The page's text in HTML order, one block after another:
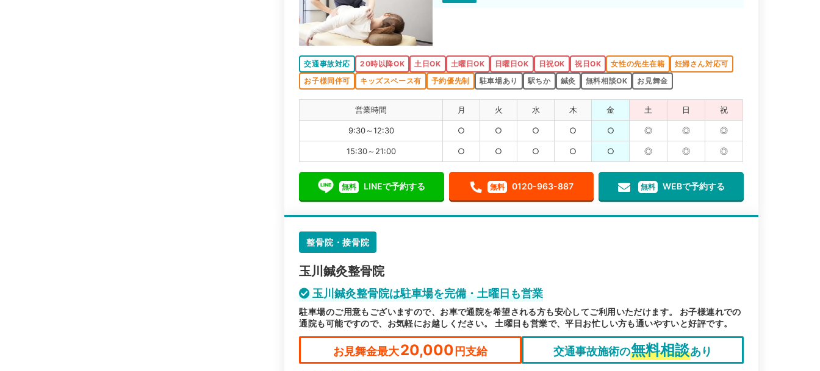
交通事故対応 20時以降OK 土日OK 土曜日OK 日曜日OK 日祝OK 祝日OK 女性の先生在籍
妊婦さん対応可
お子様同伴可
キッズスペース有 予約優先制 駐車場あり 駅ちか 鍼灸 無料相談OK お見舞金
営業時間 月 火 水 木 金 土 日 祝
9:30～12:30 ○ ○ ○ ○ ○ ◎ ◎ ◎
15:30～21:00 ○ ○ ○ ○ ○ ◎ ◎ ◎
無料 LINEで予約する 無料 0120-963-887 無料 WEBで予約する
整骨院・接骨院
玉川鍼灸整骨院
玉川鍼灸整骨院は駐車場を完備・土曜日も営業
駐車場のご用意もございますので、お車で通院を希望される方も安心してご利用いただけます。 お子様連れでの
通院も可能ですので、お気軽にお越しください。 土曜日も営業で、平日お忙しい方も通いやすいと好評です。
お見舞金最大20,000 円支給 交通事故施術の無料相談あり